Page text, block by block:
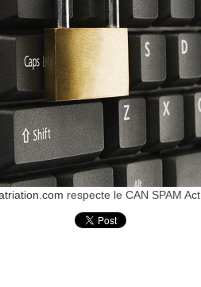
respecte le CAN SPAM Act